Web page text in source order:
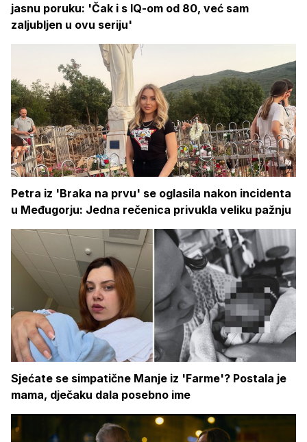
jasnu poruku: 'Čak i s IQ-om od 80, već sam
zaljubljen u ovu seriju'
Petra iz 'Braka na prvu' se oglasila nakon incidenta
u Međugorju: Jedna rečenica privukla veliku pažnju
Sjećate se simpatične Manje iz 'Farme'? Postala je
mama, dječaku dala posebno ime